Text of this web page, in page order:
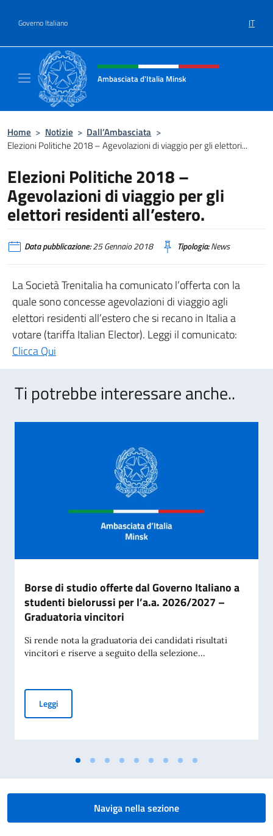
Governo Italiano IT
Intestazione sito, social e menù
Ambasciata d'Italia Minsk
Home > Notizie > Dall’Ambasciata >
Elezioni Politiche 2018 – Agevolazioni di viaggio per gli elettori...
Elezioni Politiche 2018 –
Agevolazioni di viaggio per gli
elettori residenti all’estero.
Data pubblicazione:25 Gennaio 2018 Tipologia:News
La Società Trenitalia ha comunicato l’offerta con la
quale sono concesse agevolazioni di viaggio agli
elettori residenti all’estero che si recano in Italia a
votare (tariffa Italian Elector). Leggi il comunicato:
Clicca Qui
Ti potrebbe interessare anche..
Borse di studio offerte dal Governo Italiano a
studenti bielorussi per l’a.a. 2026/2027 –
Graduatoria vincitori
Si rende nota la graduatoria dei candidati risultati
vincitori e riserve a seguito della selezione...
LeggiBorse di studio offerte dal Governo Italiano a studenti
Naviga nella sezione